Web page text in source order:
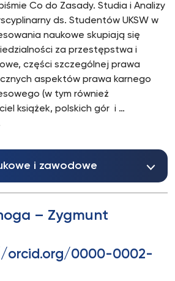
Co do Zasady. Studia i Analizy
ds. Studentów UKSW w
naukowe skupiają się
za przestępstwa i
części szczególnej prawa
aspektów prawa karnego
(w tym również
książek, polskich gór i …
i zawodowe
– Zygmunt
orcid.org/0000-0002-